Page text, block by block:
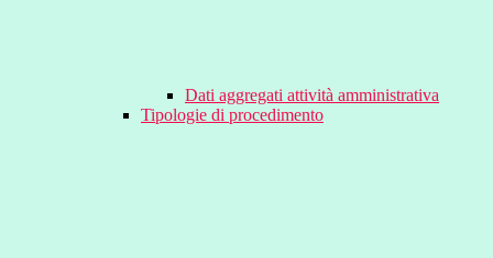
Dati aggregati attività amministrativa
Tipologie di procedimento